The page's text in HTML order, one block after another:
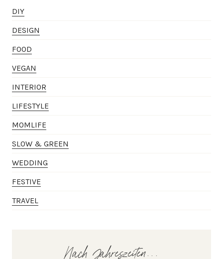
DIY
DESIGN
FOOD
VEGAN
INTERIOR
LIFESTYLE
MOMLIFE
SLOW & GREEN
WEDDING
FESTIVE
TRAVEL
Nach Jahreszeiten...